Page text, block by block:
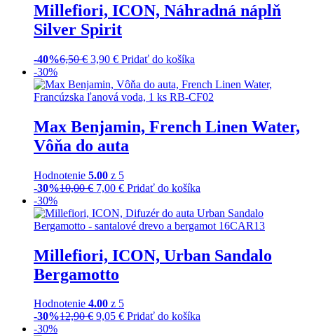
Millefiori, ICON, Náhradná náplň
Silver Spirit
-40%6,50€ 3,90 € Pridať do košíka
-30%
Max Benjamin, French Linen Water,
Vôňa do auta
Hodnotenie 5.00 z 5
-30%10,00€ 7,00 € Pridať do košíka
-30%
Millefiori, ICON, Urban Sandalo
Bergamotto
Hodnotenie 4.00 z 5
-30%12,90€ 9,05 € Pridať do košíka
-30%